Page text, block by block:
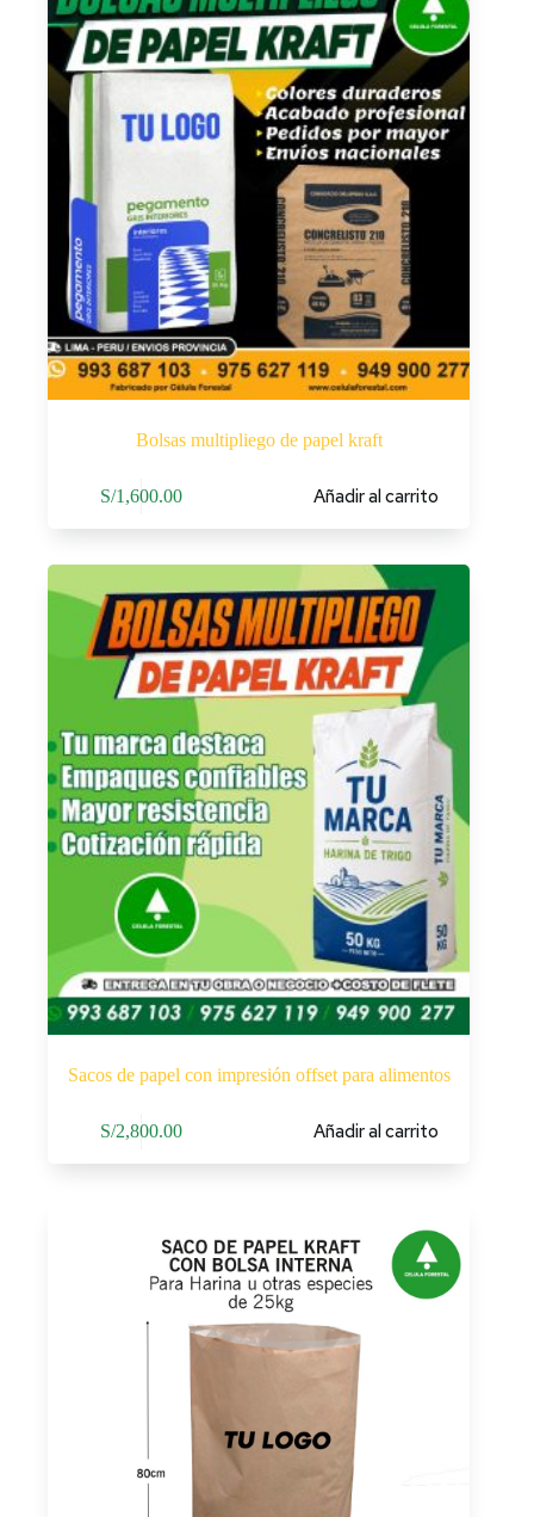
Bolsas multipliego de papel kraft
S/1,600.00 Añadir al carrito
Sacos de papel con impresión offset para alimentos
S/2,800.00 Añadir al carrito